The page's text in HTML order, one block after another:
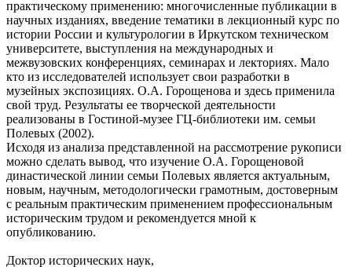
практическому применению: многочисленные публикации в
научных изданиях, введение тематики в лекционный курс по
истории России и культурологии в Иркутском техническом
университете, выступления на международных и
межвузовских конференциях, семинарах и лекториях. Мало
кто из исследователей использует свои разработки в
музейных экспозициях. О.А. Горощенова и здесь применила
свой труд. Результаты ее творческой деятельности
реализованы в Гостиной-музее ГЦ-библиотеки им. семьи
Полевых (2002).
Исходя из анализа представленной на рассмотрение рукописи
можно сделать вывод, что изучение О.А. Горощеновой
династической линии семьи Полевых является актуальным,
новым, научным, методологически грамотным, достоверным
с реальным практическим применением профессиональным
историческим трудом и рекомендуется мной к
опубликованию.
Доктор исторических наук,